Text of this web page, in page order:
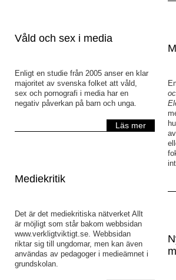
Våld och sex i media
Enligt en studie från 2005 anser en klar
majoritet av svenska folket att våld,
sex och pornografi i media har en
negativ påverkan på barn och unga.
Läs mer
Mediekritik
Det är det mediekritiska nätverket Allt
är möjligt som står bakom webbsidan
www.verkligtviktigt.se. Webbsidan
riktar sig till ungdomar, men kan även
användas av pedagoger i medieämnet i
grundskolan.